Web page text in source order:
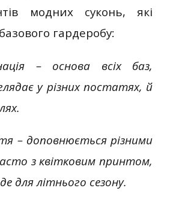
модних суконь, які
гардеробу:
– основа всіх баз,
у різних постатях, й
– доповнюється різними
з квітковим принтом,
для літнього сезону.